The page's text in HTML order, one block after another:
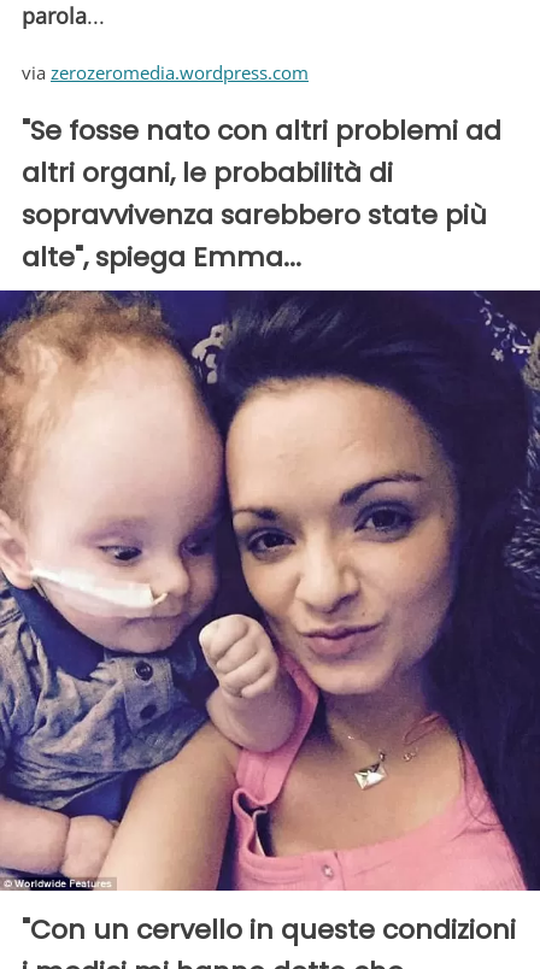
parola...
via zerozeromedia.wordpress.com
"Se fosse nato con altri problemi ad
altri organi, le probabilità di
sopravvivenza sarebbero state più
alte", spiega Emma...
"Con un cervello in queste condizioni